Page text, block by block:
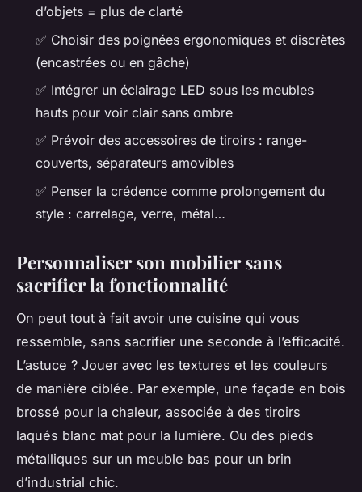
d’objets = plus de clarté
✅ Choisir des poignées ergonomiques et discrètes
(encastrées ou en gâche)
✅ Intégrer un éclairage LED sous les meubles
hauts pour voir clair sans ombre
✅ Prévoir des accessoires de tiroirs : range-
couverts, séparateurs amovibles
✅ Penser la crédence comme prolongement du
style : carrelage, verre, métal…
Personnaliser son mobilier sans
sacrifier la fonctionnalité
On peut tout à fait avoir une cuisine qui vous
ressemble, sans sacrifier une seconde à l’efficacité.
L’astuce ? Jouer avec les textures et les couleurs
de manière ciblée. Par exemple, une façade en bois
brossé pour la chaleur, associée à des tiroirs
laqués blanc mat pour la lumière. Ou des pieds
métalliques sur un meuble bas pour un brin
d’industrial chic.